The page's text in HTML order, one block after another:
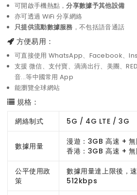
可開啟手機熱點，分享數據予其他設備
亦可透過 WiFi 分享網絡
只提供流動數據服務 ，不包括語音通話
方便易用：
可直接使用 WhatsApp、Facebook、
支援 微信、支付寶、滴滴出行、美團、
音...等中國常用 App
能瀏覽全球網站
規格：
網絡制式 5G / 4G LTE / 3G
數據用量
漫遊：3GB 高速 +
香港：3GB 高速 +
公平使用政
策
數據用量達上限後，
512kbps